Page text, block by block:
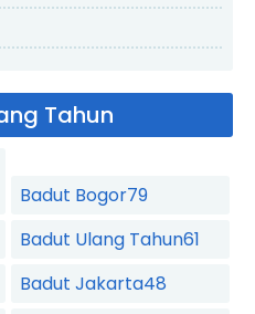
Tahun
Badut Bogor79
Badut Ulang Tahun61
Badut Jakarta48